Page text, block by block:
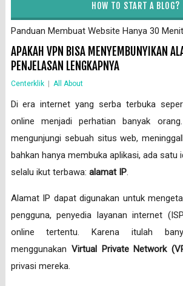
HOW TO START A BLOG?
Panduan Membuat Website Hanya 30 Menit
APAKAH VPN BISA MENYEMBUNYIKAN
PENJELASAN LENGKAPNYA
Centerklik All About
Di era internet yang serba terbuka
online menjadi perhatian banyak
mengunjungi sebuah situs web,
bahkan hanya membuka aplikasi, ada satu
selalu ikut terbawa: alamat IP.
Alamat IP dapat digunakan untuk
pengguna, penyedia layanan internet
online tertentu. Karena itulah
menggunakan Virtual Private Network
privasi mereka.